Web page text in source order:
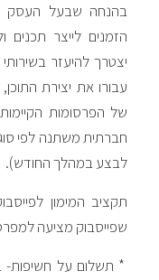
שבעל העסק אינו
לייצר תכנים
להיעזר בשירותי
את יצירת התוכן, תכנון
הפרסומות הקיימות
משתנה לפי סוגי
במהלך החודש).
המימון לפייסבוק
מציעה למפרסם:
תשלום על חשיפות- בשיטה